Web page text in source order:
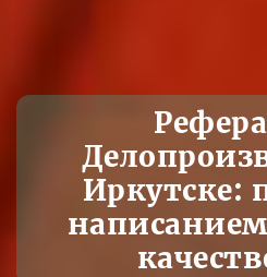
Иркутске: